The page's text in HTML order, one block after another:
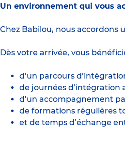
Un environnement qui vous
Chez Babilou, nous
Dès votre arrivée, vous
d’un parcours
de journées d’intégration
d’un accompagnement
de formations régulières
et de temps d’échange